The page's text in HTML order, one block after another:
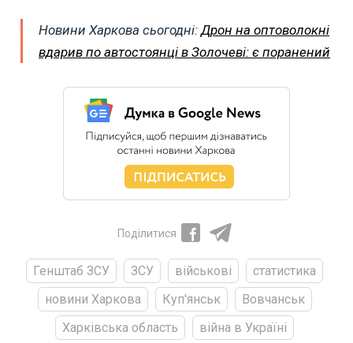
Новини Харкова сьогодні: Дрон на оптоволокні
вдарив по автостоянці в Золочеві: є поранений
Поділитися
Генштаб ЗСУ ЗСУ військові
статистика
новини Харкова
Куп'янськ
Вовчанськ
Харківська область
війна в Україні